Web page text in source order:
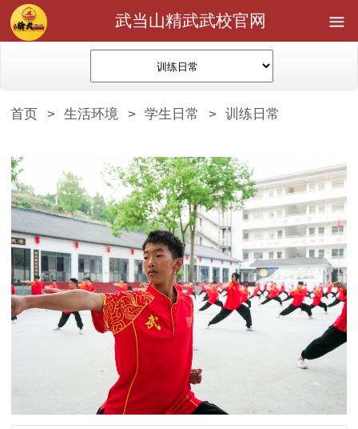
武当山精武武校官网
首页 > 生活环境 > 学生日常 > 训练日常